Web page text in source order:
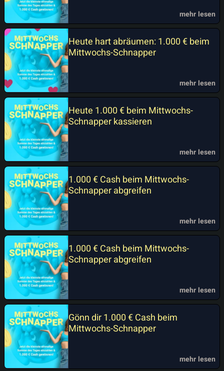
mehr lesen
Heute hart abräumen: 1.000 € beim
Mittwochs-Schnapper
mehr lesen
Heute 1.000 € beim Mittwochs-
Schnapper kassieren
mehr lesen
1.000 € Cash beim Mittwochs-
Schnapper abgreifen
mehr lesen
1.000 € Cash beim Mittwochs-
Schnapper abgreifen
mehr lesen
Gönn dir 1.000 € Cash beim
Mittwochs-Schnapper
mehr lesen